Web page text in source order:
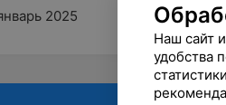
2025
Наш сайт
удобства